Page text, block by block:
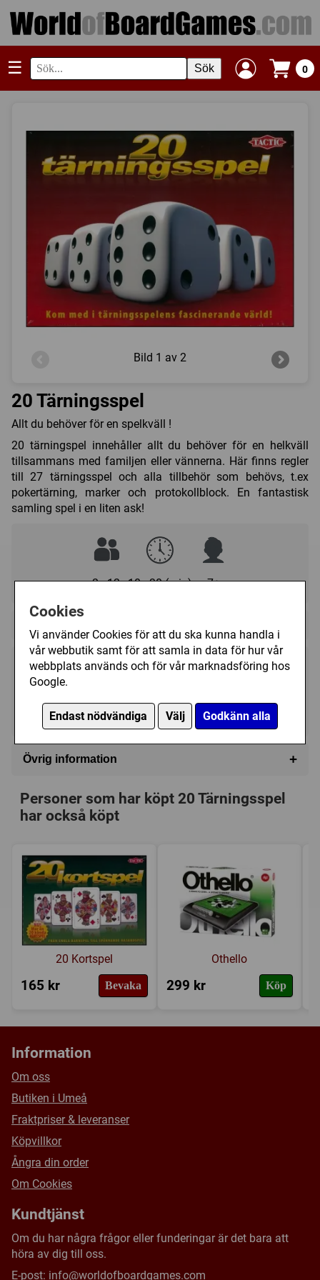
Cookies
Vi använder Cookies för att du ska kunna handla i
vår webbutik samt för att samla in data för hur vår
webbplats används och för vår marknadsföring hos
Google.
Endast nödvändiga Välj Godkänn alla
☰ Sök 0
Bild 1 av 2
20 Tärningsspel
Allt du behöver för en spelkväll !
20 tärningspel innehåller allt du behöver för en helkväll
tillsammans med familjen eller vännerna. Här finns regler
till 27 tärningsspel och alla tillbehör som behövs, t.ex
pokertärning, marker och protokollblock. En fantastisk
samling spel i en liten ask!
2 - 12 10 - 30 (min) 7+
149 kr Utgått
Ej tillgänglig
Övrig information +
Kategori: Tärning
Tactic
Försälj. rank:
5116/18139
Personer som har köpt 20 Tärningsspel
har också köpt
20 Kortspel
165 kr Bevaka
Othello
299 kr Köp
Information
Om oss
Butiken i Umeå
Fraktpriser & leveranser
Köpvillkor
Ångra din order
Om Cookies
Kundtjänst
Om du har några frågor eller funderingar är det bara att
höra av dig till oss.
E-post: info@worldofboardgames.com